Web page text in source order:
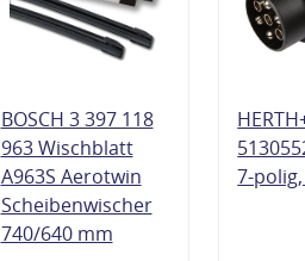
BOSCH 3 397 118
963 Wischblatt
A963S Aerotwin
Scheibenwischer
740/640 mm
7-